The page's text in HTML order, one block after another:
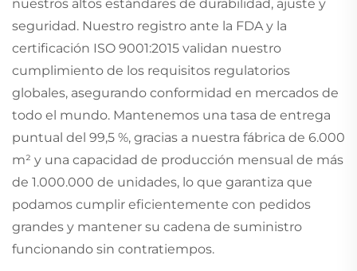
nuestros altos estándares de durabilidad, ajuste y
seguridad. Nuestro registro ante la FDA y la
certificación ISO 9001:2015 validan nuestro
cumplimiento de los requisitos regulatorios
globales, asegurando conformidad en mercados de
todo el mundo. Mantenemos una tasa de entrega
puntual del 99,5 %, gracias a nuestra fábrica de 6.000
m² y una capacidad de producción mensual de más
de 1.000.000 de unidades, lo que garantiza que
podamos cumplir eficientemente con pedidos
grandes y mantener su cadena de suministro
funcionando sin contratiempos.